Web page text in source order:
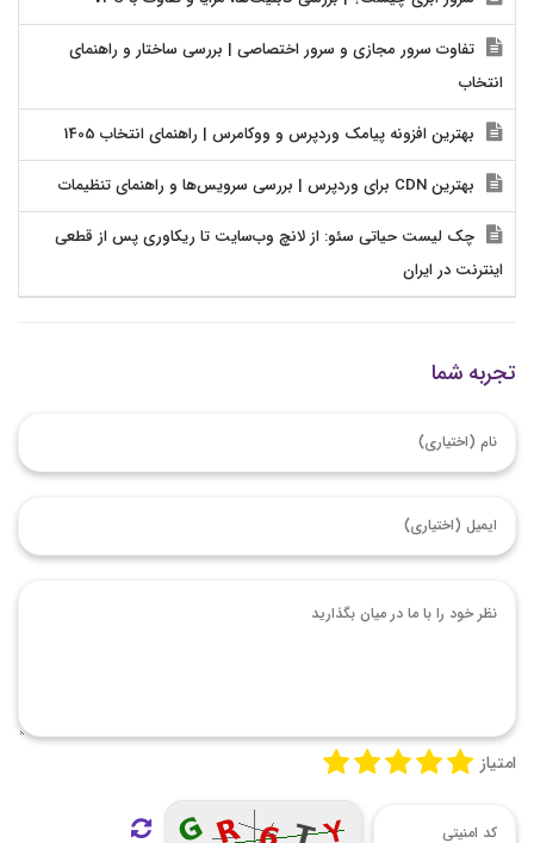
تفاوت سرور مجازی و سرور اختصاصی | بررسی ساختار و راهنمای
انتخاب
بهترین افزونه پیامک وردپرس و ووکامرس | راهنمای انتخاب 1405
بهترین CDN برای وردپرس | بررسی سرویس‌ها و راهنمای تنظیمات
چک لیست حیاتی سئو: از لانچ وب‌سایت تا ریکاوری پس از قطعی
اینترنت در ایران
تجربه شما
امتیاز